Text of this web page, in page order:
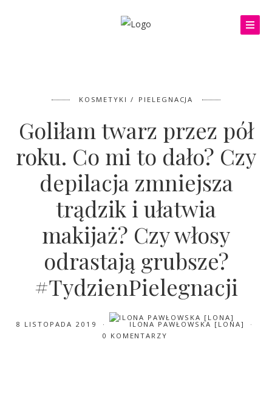
KOSMETYKI PIELEGNACJA
Goliłam twarz przez pół
roku. Co mi to dało? Czy
depilacja zmniejsza
trądzik i ułatwia
makijaż? Czy włosy
odrastają grubsze?
#TydzienPielegnacji
8 LISTOPADA 2019
ILONA PAWŁOWSKA [LONA]
0 KOMENTARZY